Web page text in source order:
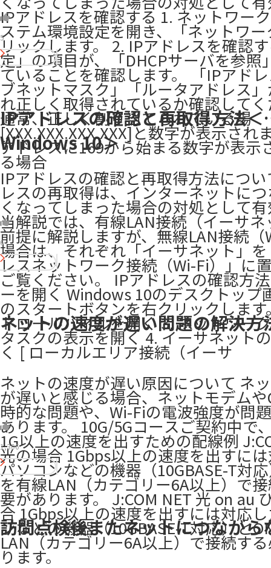
IPアドレスを確認する 1. ネットワー
ステム環境設定を開き、「ネットワ
リックします。 2. IPアドレスを確認
定」の項目が、「DHCPサーバを参照
ていることを確認します。 「IPアド
ブネットマスク」「ルータアドレス
れ正しく取得されているか確認して
通常、正しく割り当てられている場
[XXX.XXX.XXX.XXX]と数字が表示され
アドレスに169から始まる数字が表示
る場合
5
IPアドレスの確認と再取得方法＜
Windows 10＞
IPアドレスの確認と再取得方法につ
レスの再取得は、インターネットに
くなってしまった場合の対処として
当解説では、有線LAN接続（イーサ
前提に解説しますが、無線LAN接続（
場合は、それぞれ「イーサネット」
レスネットワーク接続（Wi-Fi）」に
ご覧ください。 IPアドレスの確認方
ーを開く Windows 10のデスクトップ
のスタートボタンを右クリックします
トロールパネルを開く 3. ネットワー
タスクの表示を開く 4. イーサネット
く [ ローカルエリア接続（イーサ
6
ネットの速度が遅い問題の解決方
ネットの速度が遅い原因について ネ
が遅いと感じる場合、ネットモデム
時的な問題や、Wi-Fiの電波強度が問
あります。 10G/5Gコースご契約中で
1G以上の速度を出すための配線例
光の場合 1Gbps以上の速度を出すに
パソコンなどの機器（10GBASE-T対
を有線LAN（カテゴリー6A以上）で
要があります。 J:COM NET 光 on au
合 1Gbps以上の速度を出すには対応
ンなどの機器（10GBASE-T対応）と
LAN（カテゴリー6A以上）で接続す
ります。
1,306
訪問点検後またネットにつながら